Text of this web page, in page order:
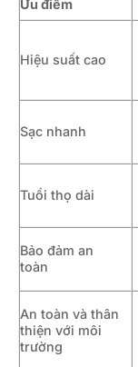
Ưu điểm
Hiệu suất cao
Sạc nhanh
Tuổi thọ dài
Bảo đảm an
toàn
An toàn và thân
thiện với môi
trường